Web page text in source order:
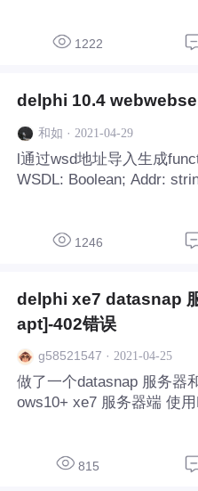
operation's name function
1222
delphi 10.4
和如 · 2021-04-29
l通过wsd地址导入生成
WSDL: Boolean; Addr:
'http://yydcccf.cn:80/mz/
1246
delphi xe7 datasnap
apt]-402错误
g58521547 · 2021-04-25
做了一个datasnap 服务器
ows10+ xe7 服务器端 使
+datasource+dbgrid显示
815